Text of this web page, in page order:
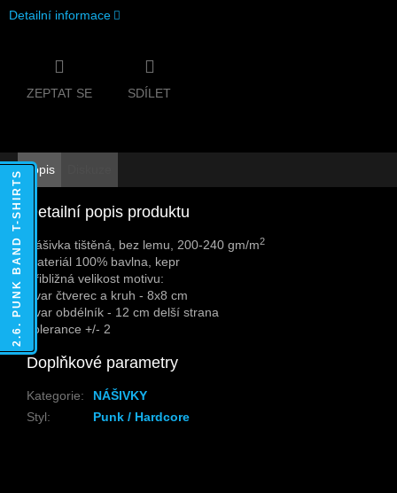
Detailní informace
ZEPTAT SE SDÍLET
Popis
Detailní popis produktu
Nášivka tištěná, bez lemu, 200-240 gm/m2
Materiál 100% bavlna, kepr
Přibližná velikost motivu:
Tvar čtverec a kruh - 8x8 cm
Tvar obdélník - 12 cm delší strana
Tolerance +/- 2
Doplňkové parametry
Kategorie:
NÁŠIVKY
Styl: Punk / Hardcore
2.6. PUNK BAND T-SHIRTS